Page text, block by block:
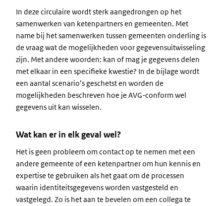
In deze circulaire wordt sterk aangedrongen op het
samenwerken van ketenpartners en gemeenten. Met
name bij het samenwerken tussen gemeenten onderling is
de vraag wat de mogelijkheden voor gegevensuitwisseling
zijn. Met andere woorden: kan of mag je gegevens delen
met elkaar in een specifieke kwestie? In de bijlage wordt
een aantal scenario’s geschetst en worden de
mogelijkheden beschreven hoe je AVG-conform wel
gegevens uit kan wisselen.
Wat kan er in elk geval wel?
Het is geen probleem om contact op te nemen met een
andere gemeente of een ketenpartner om hun kennis en
expertise te gebruiken als het gaat om de processen
waarin identiteitsgegevens worden vastgesteld en
vastgelegd. Zo is het aan te bevelen om een collega te